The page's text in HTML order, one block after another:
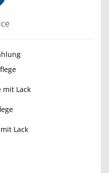
mit Lack
Lack